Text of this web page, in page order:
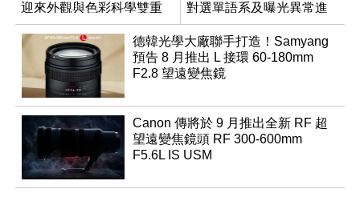
迎來外觀與色彩科學雙重
優化
對選單語系及曝光異常進
行修復
德韓光學大廠聯手打造！Samyang
預告 8 月推出 L 接環 60-180mm
F2.8 望遠變焦鏡
Canon 傳將於 9 月推出全新 RF 超
望遠變焦鏡頭 RF 300-600mm
F5.6L IS USM